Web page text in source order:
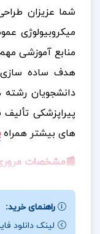
شما عزیزان
میکروبیولوژی
منابع آموزشی
هدف ساده سازی
دانشجویان رشته
پیراپزشکی
های بیشتر همراه
📰مشخصات
میکروسکوپی
پروتوزوئرها
راهنمای خرید:
لینک دانلود